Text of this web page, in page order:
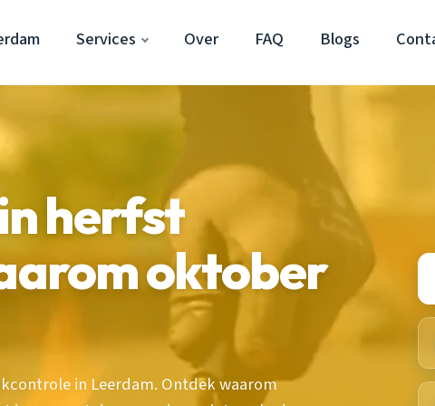
Services Over FAQ Blogs
herfst
oktober
in Leerdam. Ontdek waarom